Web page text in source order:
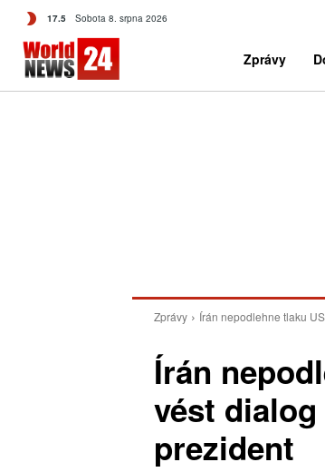
17.5 C Czech
Sobota 8. srpna 2026
Zprávy
Zprávy Írán nepodlehne tlaku
Írán
vést
prezident